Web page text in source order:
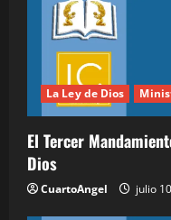
La Ley de Dios
El Tercer
Dios
CuartoAngel julio